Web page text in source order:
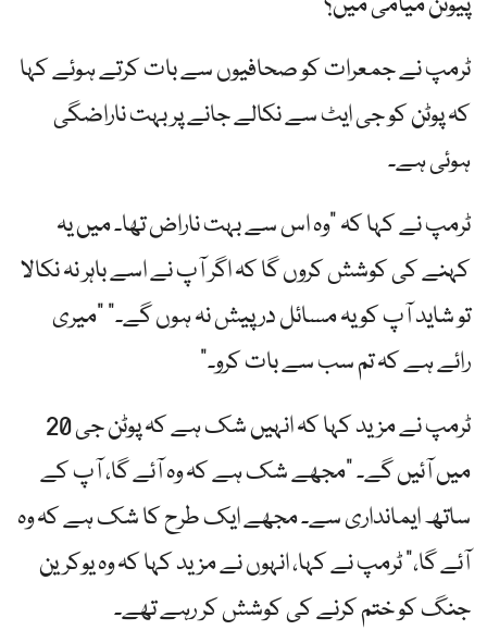
ٹرمپ نے جمعرات کو صحافیوں سے بات کرتے ہوئے کہا
کہ پوٹن کو جی ایٹ سے نکالے جانے پر بہت ناراضگی
ہوئی ہے۔
ٹرمپ نے کہا کہ "وہ اس سے بہت ناراض تھا۔ میں یہ
کہنے کی کوشش کروں گا کہ اگر آپ نے اسے باہر نہ نکالا
تو شاید آپ کو یہ مسائل درپیش نہ ہوں گے۔” "میری
رائے ہے کہ تم سب سے بات کرو۔”
ٹرمپ نے مزید کہا کہ انہیں شک ہے کہ پوٹن جی 20
میں آئیں گے۔ "مجھے شک ہے کہ وہ آئے گا، آپ کے
ساتھ ایمانداری سے۔ مجھے ایک طرح کا شک ہے کہ وہ
آئے گا،” ٹرمپ نے کہا، انہوں نے مزید کہا کہ وہ یوکرین
جنگ کو ختم کرنے کی کوشش کر رہے تھے۔